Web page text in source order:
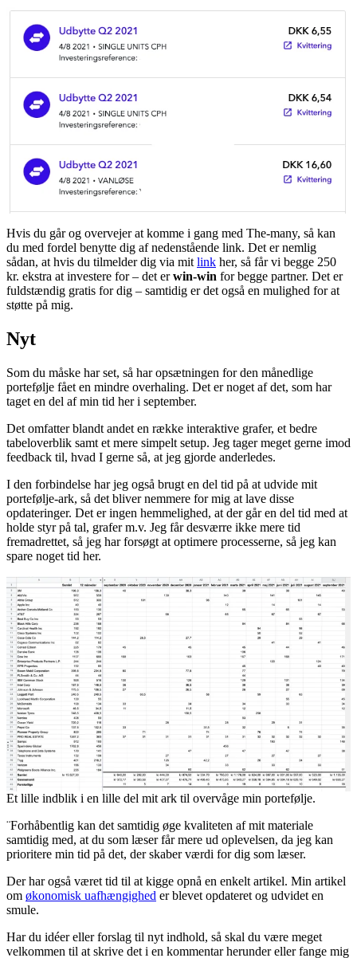
Hvis du går og overvejer at komme i gang med The-many, så kan
du med fordel benytte dig af nedenstående link. Det er nemlig
sådan, at hvis du tilmelder dig via mit link her, så får vi begge 250
kr. ekstra at investere for – det erwin-win for begge partner. Det er
fuldstændig gratis for dig – samtidig er det også en mulighed for at
støtte på mig.
Nyt
Som du måske har set, så har opsætningen for den månedlige
portefølje fået en mindre overhaling. Det er noget af det, som har
taget en del af min tid her i september.
Det omfatter blandt andet en række interaktive grafer, et bedre
tabeloverblik samt et mere simpelt setup. Jeg tager meget gerne imod
feedback til, hvad I gerne så, at jeg gjorde anderledes.
I den forbindelse har jeg også brugt en del tid på at udvide mit
portefølje-ark, så det bliver nemmere for mig at lave disse
opdateringer. Det er ingen hemmelighed, at der går en del tid med at
holde styr på tal, grafer m.v. Jeg får desværre ikke mere tid
fremadrettet, så jeg har forsøgt at optimere processerne, så jeg kan
spare noget tid her.
Et lille indblik i en lille del mit ark til overvåge min portefølje.
¨Forhåbentlig kan det samtidig øge kvaliteten af mit materiale
samtidig med, at du som læser får mere ud oplevelsen, da jeg kan
prioritere min tid på det, der skaber værdi for dig som læser.
Der har også været tid til at kigge opnå en enkelt artikel. Min artikel
om økonomisk uafhængighed er blevet opdateret og udvidet en
smule.
Har du idéer eller forslag til nyt indhold, så skal du være meget
velkommen til at skrive det i en kommentar herunder eller fange mig